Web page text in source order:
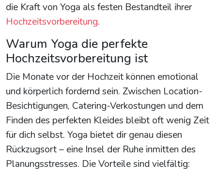
die Kraft von Yoga als festen Bestandteil ihrer
Hochzeitsvorbereitung.
Warum Yoga die perfekte
Hochzeitsvorbereitung ist
Die Monate vor der Hochzeit können emotional
und körperlich fordernd sein. Zwischen Location-
Besichtigungen, Catering-Verkostungen und dem
Finden des perfekten Kleides bleibt oft wenig Zeit
für dich selbst. Yoga bietet dir genau diesen
Rückzugsort – eine Insel der Ruhe inmitten des
Planungsstresses. Die Vorteile sind vielfältig: